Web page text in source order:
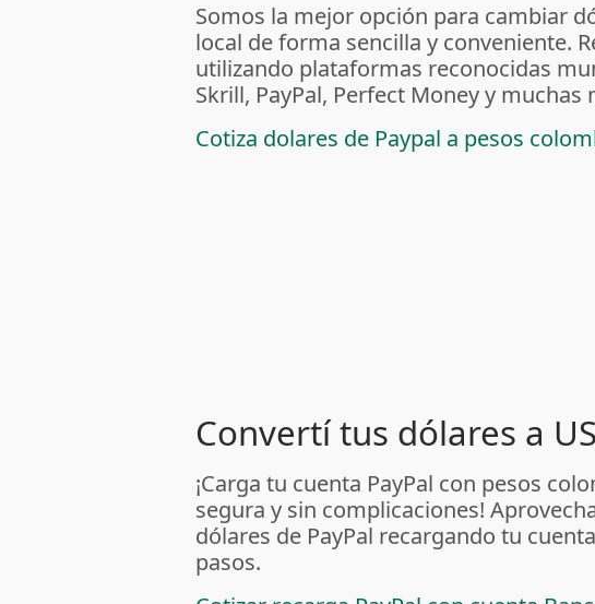
Somos la mejor opción para cambiar
local de forma sencilla y conveniente.
utilizando plataformas reconocidas
Skrill, PayPal, Perfect Money y muchas
Cotiza dolares de Paypal a pesos
Convertí tus dólares a
¡Carga tu cuenta PayPal con pesos
segura y sin complicaciones!
dólares de PayPal recargando tu
pasos.